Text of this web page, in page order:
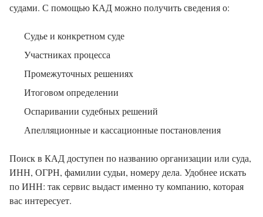
судами. С помощью КАД можно получить сведения о:
Судье и конкретном суде
Участниках процесса
Промежуточных решениях
Итоговом определении
Оспаривании судебных решений
Апелляционные и кассационные постановления
Поиск в КАД доступен по названию организации или суда,
ИНН, ОГРН, фамилии судьи, номеру дела. Удобнее искать
по ИНН: так сервис выдаст именно ту компанию, которая
вас интересует.